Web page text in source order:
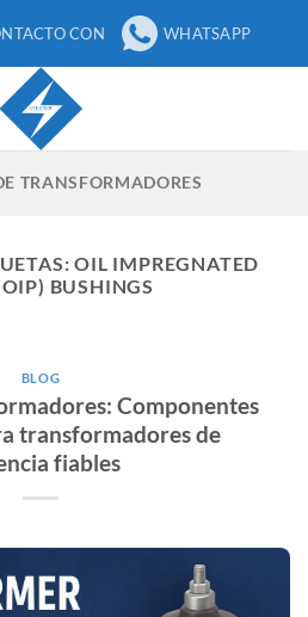
CON WHATSAPP
TRANSFORMADORES
OIL IMPREGNATED
BUSHINGS
BLOG
Componentes
transformadores de
fiables